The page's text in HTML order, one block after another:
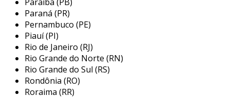
liberação:após a compressão, o ar é
liberado sob alta pressão para ser
utilizado nas aplicações industriais.
vantagens dos compressores de
parafuso
os compressores de parafuso apresentam
Paraná (PR)
Pernambuco (PE)
Piauí (PI)
Rio de Janeiro (RJ)
Rio Grande do Norte (RN)
Rio Grande do Sul (RS)
Rondônia (RO)
Roraima (RR)